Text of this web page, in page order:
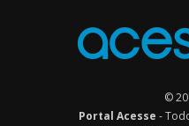
©
Portal Acesse -